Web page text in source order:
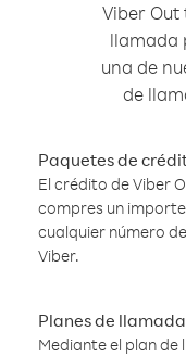
Viber
llamada
una de
de
Paquetes de
El crédito de Viber
compres un
cualquier número
Viber.
Planes de
Mediante el plan de